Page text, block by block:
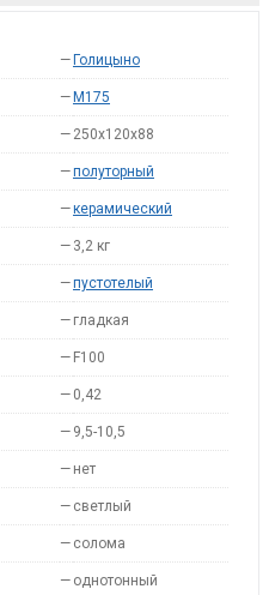
— Голицыно
— M175
— 250x120x88
—полуторный
—керамический
— 3,2 кг
—пустотелый
— гладкая
— F100
— 0,42
— 9,5-10,5
— нет
— светлый
— солома
— однотонный